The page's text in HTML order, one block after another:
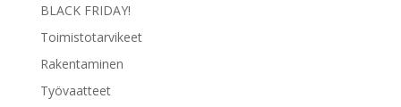
BLACK FRIDAY!
Toimistotarvikeet
Rakentaminen
Työvaatteet